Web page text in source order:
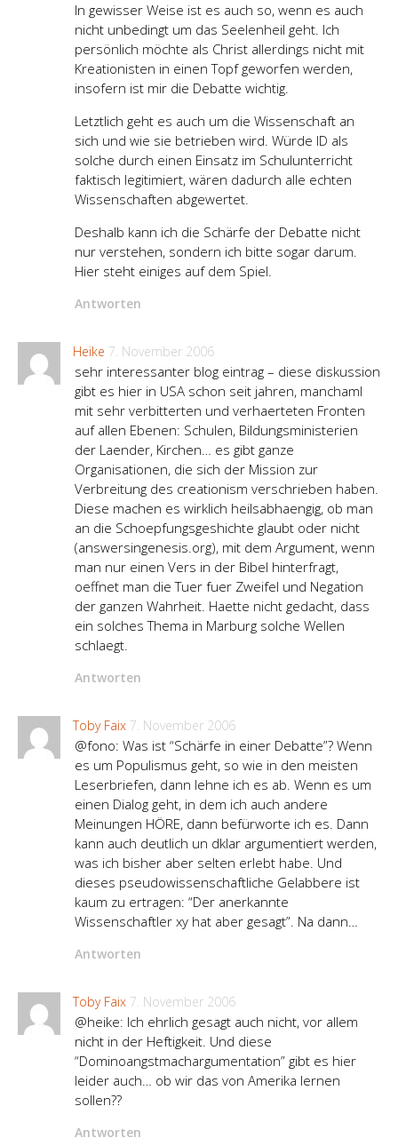
In gewisser Weise ist es auch so, wenn es auch
nicht unbedingt um das Seelenheil geht. Ich
persönlich möchte als Christ allerdings nicht mit
Kreationisten in einen Topf geworfen werden,
insofern ist mir die Debatte wichtig.
Letztlich geht es auch um die Wissenschaft an
sich und wie sie betrieben wird. Würde ID als
solche durch einen Einsatz im Schulunterricht
faktisch legitimiert, wären dadurch alle echten
Wissenschaften abgewertet.
Deshalb kann ich die Schärfe der Debatte nicht
nur verstehen, sondern ich bitte sogar darum.
Hier steht einiges auf dem Spiel.
Antworten
Heike 7. November 2006
sehr interessanter blog eintrag – diese diskussion
gibt es hier in USA schon seit jahren, manchaml
mit sehr verbitterten und verhaerteten Fronten
auf allen Ebenen: Schulen, Bildungsministerien
der Laender, Kirchen… es gibt ganze
Organisationen, die sich der Mission zur
Verbreitung des creationism verschrieben haben.
Diese machen es wirklich heilsabhaengig, ob man
an die Schoepfungsgeshichte glaubt oder nicht
(answersingenesis.org), mit dem Argument, wenn
man nur einen Vers in der Bibel hinterfragt,
oeffnet man die Tuer fuer Zweifel und Negation
der ganzen Wahrheit. Haette nicht gedacht, dass
ein solches Thema in Marburg solche Wellen
schlaegt.
Antworten
Toby Faix 7. November 2006
@fono: Was ist “Schärfe in einer Debatte”? Wenn
es um Populismus geht, so wie in den meisten
Leserbriefen, dann lehne ich es ab. Wenn es um
einen Dialog geht, in dem ich auch andere
Meinungen HÖRE, dann befürworte ich es. Dann
kann auch deutlich un dklar argumentiert werden,
was ich bisher aber selten erlebt habe. Und
dieses pseudowissenschaftliche Gelabbere ist
kaum zu ertragen: “Der anerkannte
Wissenschaftler xy hat aber gesagt”. Na dann…
Antworten
Toby Faix 7. November 2006
@heike: Ich ehrlich gesagt auch nicht, vor allem
nicht in der Heftigkeit. Und diese
“Dominoangstmachargumentation” gibt es hier
leider auch… ob wir das von Amerika lernen
sollen??
Antworten